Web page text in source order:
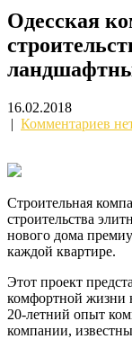
Одесская
16.02.2018
| Комментариев
Строительная
строительства
нового дома
каждой квартире.
Этот проект
комфортной жизни
20-летний опыт
компании,